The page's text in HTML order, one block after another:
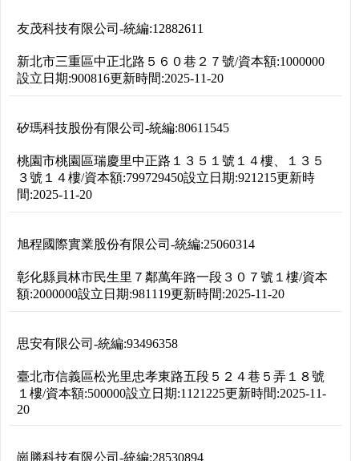
友茂科技有限公司 -統編:12882611
新北市三重區中正北路５６０巷２７號/資本額:1000000
設立日期:900816更新時間:2025-11-20
矽瑪科技股份有限公司 -統編:80611545
桃園市桃園區瑞慶里中正路１３５１號１４樓、１３５
３號１４樓/資本額:799729450設立日期:921215更新時
間:2025-11-20
旭程國際實業股份有限公司 -統編:25060314
彰化縣員林市民生里７鄰萬年路一段３０７號１樓/資本
額:2000000設立日期:981119更新時間:2025-11-20
思安有限公司 -統編:93496358
臺北市信義區松光里忠孝東路五段５２４巷５弄１８號
１樓/資本額:500000設立日期:1121225更新時間:2025-11-
20
崗勝科技有限公司 -統編:28530894